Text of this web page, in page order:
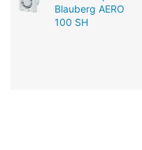
Blauberg AERO
100 SH